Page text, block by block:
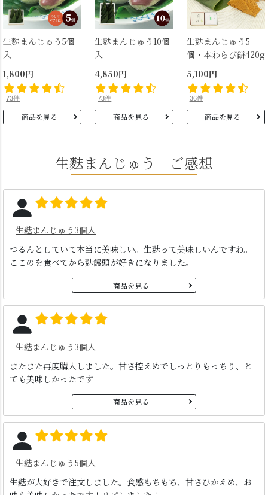
生麩まんじゅう5個
入
1,800円
73件
商品を見る
生麩まんじゅう10個
入
4,850円
73件
商品を見る
生麩まんじゅう5
個・本わらび餅420g
5,100円
36件
商品を見る
生麩まんじゅう ご感想
生麩まんじゅう3個入
つるんとしていて本当に美味しい。生麩って美味しいんですね。
ここのを食べてから麩饅頭が好きになりました。
商品を見る
生麩まんじゅう3個入
またまた再度購入しました。甘さ控えめでしっとりもっちり、と
ても美味しかったです
商品を見る
生麩まんじゅう5個入
生麩が大好きで注文しました。食感もちもち、甘さひかえめ、お